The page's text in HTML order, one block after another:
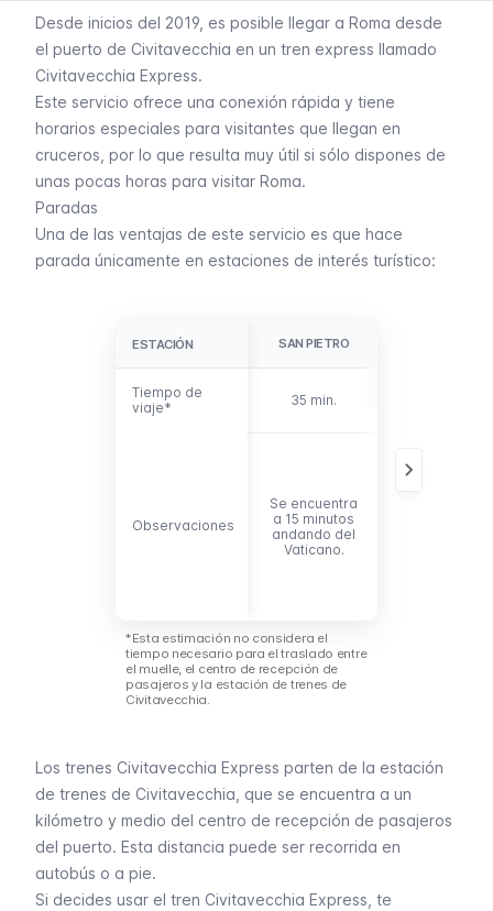
Desde inicios del 2019, es posible llegar a Roma desde
el puerto de Civitavecchia en un tren express llamado
Civitavecchia Express.
Este servicio ofrece una conexión rápida y tiene
horarios especiales para visitantes que llegan en
cruceros, por lo que resulta muy útil si sólo dispones de
unas pocas horas para visitar Roma.
Paradas
Una de las ventajas de este servicio es que hace
parada únicamente en estaciones de interés turístico:
ESTACIÓN
Tiempo de
viaje*
Observaciones
ESTACIÓN SAN PIETRO
Tiempo de
viaje*
35 min.
Observaciones
Se encuentra
a 15 minutos
andando del
Vaticano.
*Esta estimación no considera el
tiempo necesario para el traslado entre
el muelle, el centro de recepción de
pasajeros y la estación de trenes de
Civitavecchia.
Los trenes Civitavecchia Express parten de la estación
de trenes de Civitavecchia, que se encuentra a un
kilómetro y medio del centro de recepción de pasajeros
del puerto. Esta distancia puede ser recorrida en
autobús o a pie.
Si decides usar el tren Civitavecchia Express, te